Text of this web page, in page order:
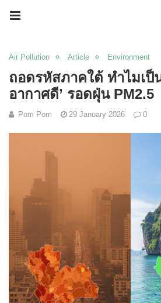
Air Pollution Article Environment
ถอดรหัสภาคใต้ ทำไมเป็
อากาศดี’ รอดฝุ่น PM2.5
Pom Pom 29 January 2026 0